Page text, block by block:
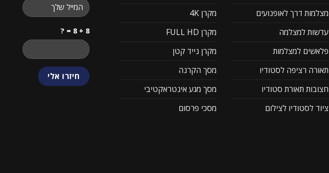
מצלמות דרך לאופנועים
עדשות למצלמה
פלאשים למצלמות
תאורה רציפה לסטודיו
חצובות תאורת סטודיו
ציוד לסטודיו לצילום
מקרן 4K
מקרן FULL HD
מקרן נייד קטן
מסך הקרנה
מסך מגע אינטראקטיבי
מסכי פרסום
8 + 8 = ?